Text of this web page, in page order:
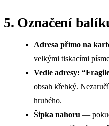
5. Označení
Adresa přímo na
velkými tiskacími
Vedle adresy:
obsah křehký.
hrubého.
Šipka nahoru —